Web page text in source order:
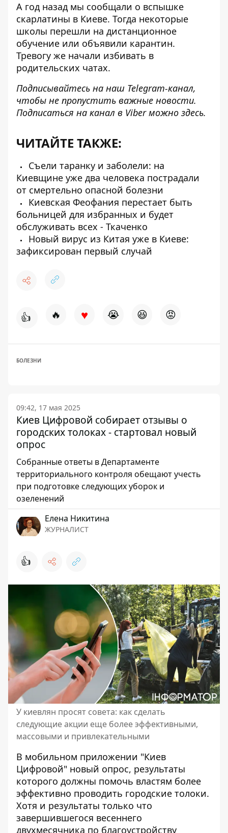
А год назад мы сообщали о вспышке
скарлатины в Киеве. Тогда некоторые
школы перешли на дистанционное
обучение или объявили карантин.
Тревогу же начали избивать в
родительских чатах.
Подписывайтесь на наш Telegram-канал,
чтобы не пропустить важные новости.
Подписаться на канал в Viber можно здесь.
ЧИТАЙТЕ ТАКЖЕ:
Съели таранку и заболели: на
Киевщине уже два человека пострадали
от смертельно опасной болезни
Киевская Феофания перестает быть
больницей для избранных и будет
обслуживать всех - Ткаченко
Новый вирус из Китая уже в Киеве:
зафиксирован первый случай
👍 🔥 ♥ 😭 😆 😡
БОЛЕЗНИ
09:42, 17 мая 2025
Киев Цифровой собирает отзывы о
городских толоках - стартовал новый
опрос
Собранные ответы в Департаменте
территориального контроля обещают учесть
при подготовке следующих уборок и
озеленений
Елена Никитина
ЖУРНАЛИСТ
👍
У киевлян просят совета: как сделать
следующие акции еще более эффективными,
массовыми и привлекательными
В мобильном приложении "Киев
Цифровой" новый опрос, результаты
которого должны помочь властям более
эффективно проводить городские толоки.
Хотя и результаты только что
завершившегося весеннего
двухмесячника по благоустройству